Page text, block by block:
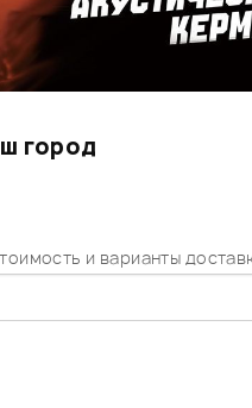
город
и варианты